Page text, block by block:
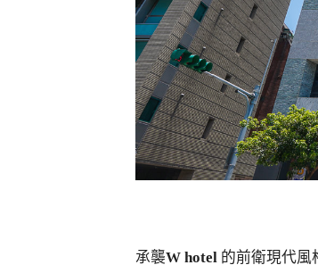
承襲W hotel 的前衛現代風